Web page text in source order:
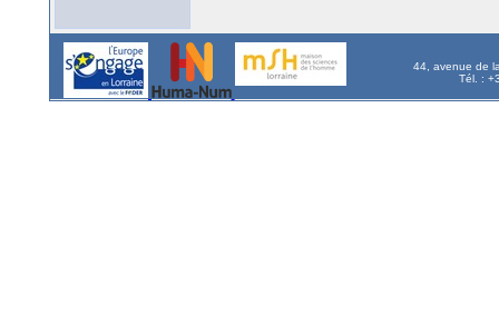
44, avenue de
Tél. :